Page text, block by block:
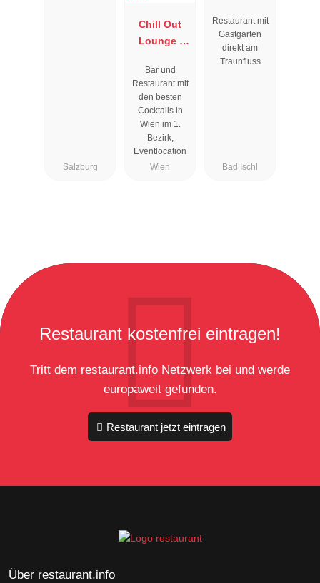
Salzburg
Chill Out
Lounge I
Wien
Bar und
Restaurant mit
den besten
Cocktails in
Wien im 1.
Bezirk,
Eventlocation
Wien
Zauner
Esplanade
Restaurant mit
Gastgarten
direkt am
Traunfluss
Bad Ischl
Restaurant kostenfrei eintragen!
Tritt dem restaurant.info Netzwerk bei und werde
europaweit gefunden.
Restaurant jetzt eintragen
Über restaurant.info